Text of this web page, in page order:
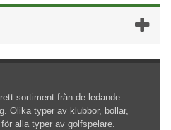
sortiment från de ledande
Olika typer av klubbor, bollar,
alla typer av golfspelare.